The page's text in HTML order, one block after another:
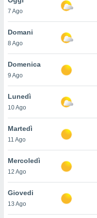
è
al sito
di
ci
di
il
un
la
nella
7 Ago
Domani
8 Ago
Domenica
9 Ago
Lunedì
10 Ago
Martedì
11 Ago
Mercoledì
12 Ago
Giovedi
13 Ago